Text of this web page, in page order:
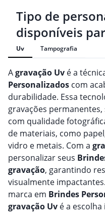
Tipo de
disponíveis
Uv Tampografia
Agravação Uv é a
Personalizados com
durabilidade. Essa
gravações
com qualidade
de materiais, como
vidro e metais. Com a
personalizar seus
gravação, garantindo
visualmente
marca em Brindes
gravação Uv é a escolha